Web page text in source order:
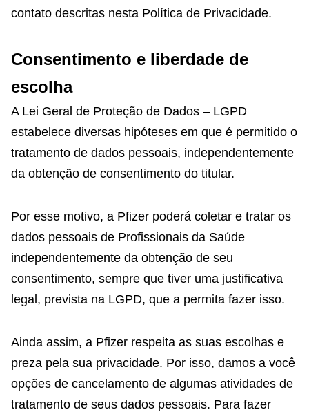
contato descritas nesta Política de Privacidade.
Consentimento e liberdade de
escolha
A Lei Geral de Proteção de Dados – LGPD
estabelece diversas hipóteses em que é permitido o
tratamento de dados pessoais, independentemente
da obtenção de consentimento do titular.
Por esse motivo, a Pfizer poderá coletar e tratar os
dados pessoais de Profissionais da Saúde
independentemente da obtenção de seu
consentimento, sempre que tiver uma justificativa
legal, prevista na LGPD, que a permita fazer isso.
Ainda assim, a Pfizer respeita as suas escolhas e
preza pela sua privacidade. Por isso, damos a você
opções de cancelamento de algumas atividades de
tratamento de seus dados pessoais. Para fazer